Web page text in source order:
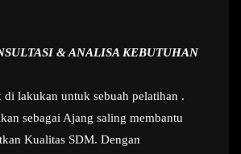
& ANALISA KEBUTUHAN
lakukan untuk sebuah pelatihan .
sebagai Ajang saling membantu
Kualitas SDM. Dengan